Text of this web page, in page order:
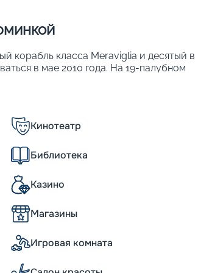
корабль класса Meraviglia и десятый в
в мае 2010 года. На 19-палубном
1 704 члена экипажа. Интересной
расположено над прогулочной
на экран общей площадью 480 м2. Другие
в основном ресторане по
стол». Желающие могут дополнительно
хаус, тэппаньяки и другие) и 21 бар со
Кинотеатр
Библиотека
Казино
Магазины
Игровая комната